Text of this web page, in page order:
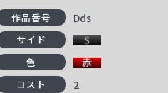
作品番号 Dds
サイド
色
コスト 2